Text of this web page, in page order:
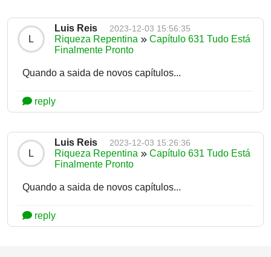
L
Luis Reis 2023-12-03 15:56:35
Riqueza Repentina
Capítulo 631 Tudo Está
Finalmente Pronto
Quando a saida de novos capítulos...
reply
L
Luis Reis 2023-12-03 15:26:36
Riqueza Repentina
Capítulo 631 Tudo Está
Finalmente Pronto
Quando a saida de novos capítulos...
reply